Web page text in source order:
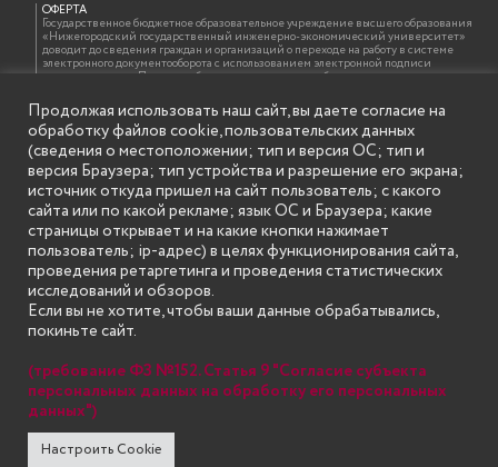
ОФЕРТА
Государственное бюджетное образовательное учреждение высшего образования
«Нижегородский государственный инженерно-экономический университет»
доводит до сведения граждан и организаций о переходе на работу в системе
электронного документооборота с использованием электронной подписи
должностных лиц. При этом обращаем внимание, что бумажная копия документа,
оформляется на бланке образовательной организации с проставлением отметки
об электронной подписи должностного лица в соответствии с требованиями ГОСТ
Р 7.0.97-2016 «Организационно-распорядительная документация. Требования к
оформлению документов»
ИНФОРМАЦИЯ ДЛЯ ПРАВООБЛАДАТЕЛЕЙ
Все права на аудио и видео материалы, представленные на нашем сайте
принадлежат их законным владельцам и предназначены только для ознакомления.
Наличие материалов на сайте никаким образом не претендует на обозначение
нашего авторского права на данные материалы. Авторы не несут ответственности
за возможные последствия использования их в целях, запрещенных Уголовным
Кодексом Российской Федерации. Если вы соглашаетесь с указанными
условиями, то можете приступить к просмотру материалов. Иначе вы должны
немедленно покинуть сайт. Все материалы, размещенные на сайте, взяты с
открытых (общедоступных) источников. Если Вы являетесь правообладателем
информация распространялась без Вашего на то согласия, то мы будем рады
оказать Вам содействие, удалив соответствующие страницы. Для этого достаточно,
чтобы вы прислали нам письмо (в электронном виде) с E-mail официального
почтового домена компании правообладателя, в котором указали ссылки на
страницы сайта, которые необходимо удалить.
Продолжая использовать наш сайт, вы даете согласие на
обработку файлов cookie, пользовательских данных
(сведения о местоположении; тип и версия ОС; тип и
версия Браузера; тип устройства и разрешение его экрана;
источник откуда пришел на сайт пользователь; с какого
сайта или по какой рекламе; язык ОС и Браузера; какие
страницы открывает и на какие кнопки нажимает
пользователь; ip-адрес) в целях функционирования сайта,
проведения ретаргетинга и проведения статистических
исследований и обзоров.
Если вы не хотите, чтобы ваши данные обрабатывались,
покиньте сайт.
(требование ФЗ №152. Статья 9 "Согласие субъекта
персональных данных на обработку его персональных
данных")
Настроить Cookie